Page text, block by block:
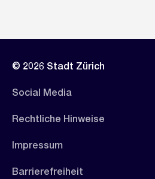
© 2026 Stadt Zürich
Social Media
Rechtliche Hinweise
Impressum
Barrierefreiheit